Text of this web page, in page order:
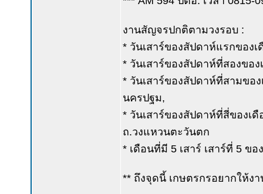
งานสัญจรปกติตามวงรอบ :
* วันเสาร์ของสัปดาห์แรกของ
* วันเสาร์ของสัปดาห์ที่สองขอ
* วันเสาร์ของสัปดาห์ที่สามขอ
นครปฐม,
* วันเสาร์ของสัปดาห์ที่สี่ของเ
ถ.วงแหวนตะวันตก
* เดือนที่มี 5 เสาร์ เสาร์ที่ 5 ขอ
** ถึงจุดนี้ เกษตรกรอยากให้